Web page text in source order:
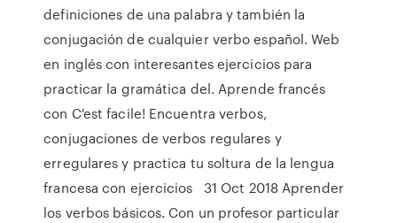
definiciones de una palabra y también la
conjugación de cualquier verbo español. Web
en inglés con interesantes ejercicios para
practicar la gramática del. Aprende francés
con C'est facile! Encuentra verbos,
conjugaciones de verbos regulares y
erregulares y practica tu soltura de la lengua
francesa con ejercicios 31 Oct 2018 Aprender
los verbos básicos. Con un profesor particular